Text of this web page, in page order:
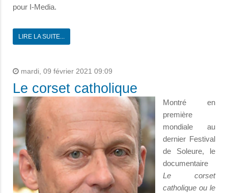
pour I-Media.
LIRE LA SUITE...
mardi, 09 février 2021 09:09
Le corset catholique
Montré en
première
mondiale au
dernier Festival
de Soleure, le
documentaire
Le corset
catholique ou le